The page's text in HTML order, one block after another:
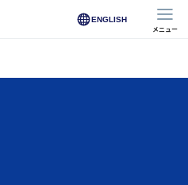
ENGLISH
メニュー